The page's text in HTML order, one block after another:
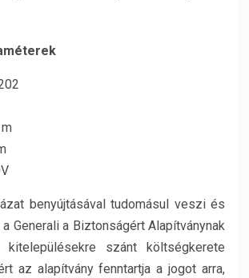
benyújtásával tudomásul veszi és
Generali a Biztonságért Alapítványnak
kitelepülésekre szánt költségkerete
az alapítvány fenntartja a jogot arra,